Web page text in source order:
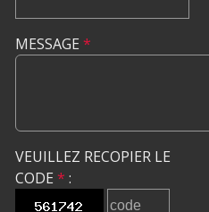
MESSAGE *
VEUILLEZ RECOPIER LE
CODE * :